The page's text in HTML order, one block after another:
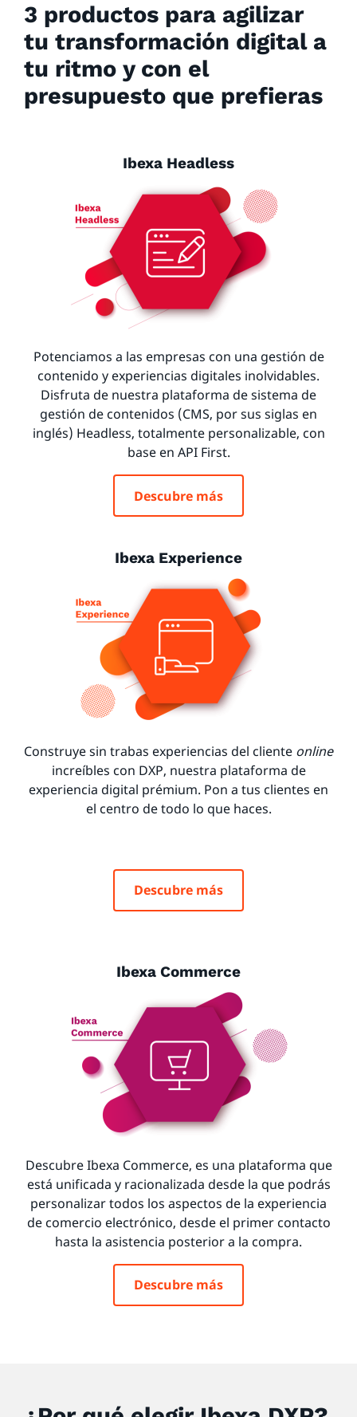
3 productos para agilizar
tu transformación digital a
tu ritmo y con el
presupuesto que prefieras
Ibexa Headless
Potenciamos a las empresas con una gestión de
contenido y experiencias digitales inolvidables.
Disfruta de nuestra plataforma de sistema de
gestión de contenidos (CMS, por sus siglas en
inglés) Headless, totalmente personalizable, con
base en API First.
Descubre más
Ibexa Experience
Construye sin trabas experiencias del cliente online
increíbles con DXP, nuestra plataforma de
experiencia digital prémium. Pon a tus clientes en
el centro de todo lo que haces.
Descubre más
Ibexa Commerce
Descubre Ibexa Commerce, es una plataforma que
está unificada y racionalizada desde la que podrás
personalizar todos los aspectos de la experiencia
de comercio electrónico, desde el primer contacto
hasta la asistencia posterior a la compra.
Descubre más